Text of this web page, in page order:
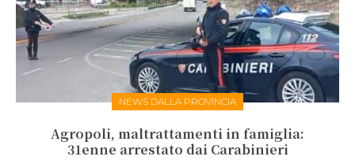
NEWS DALLA PROVINCIA
Agropoli, maltrattamenti in famiglia:
31enne arrestato dai Carabinieri